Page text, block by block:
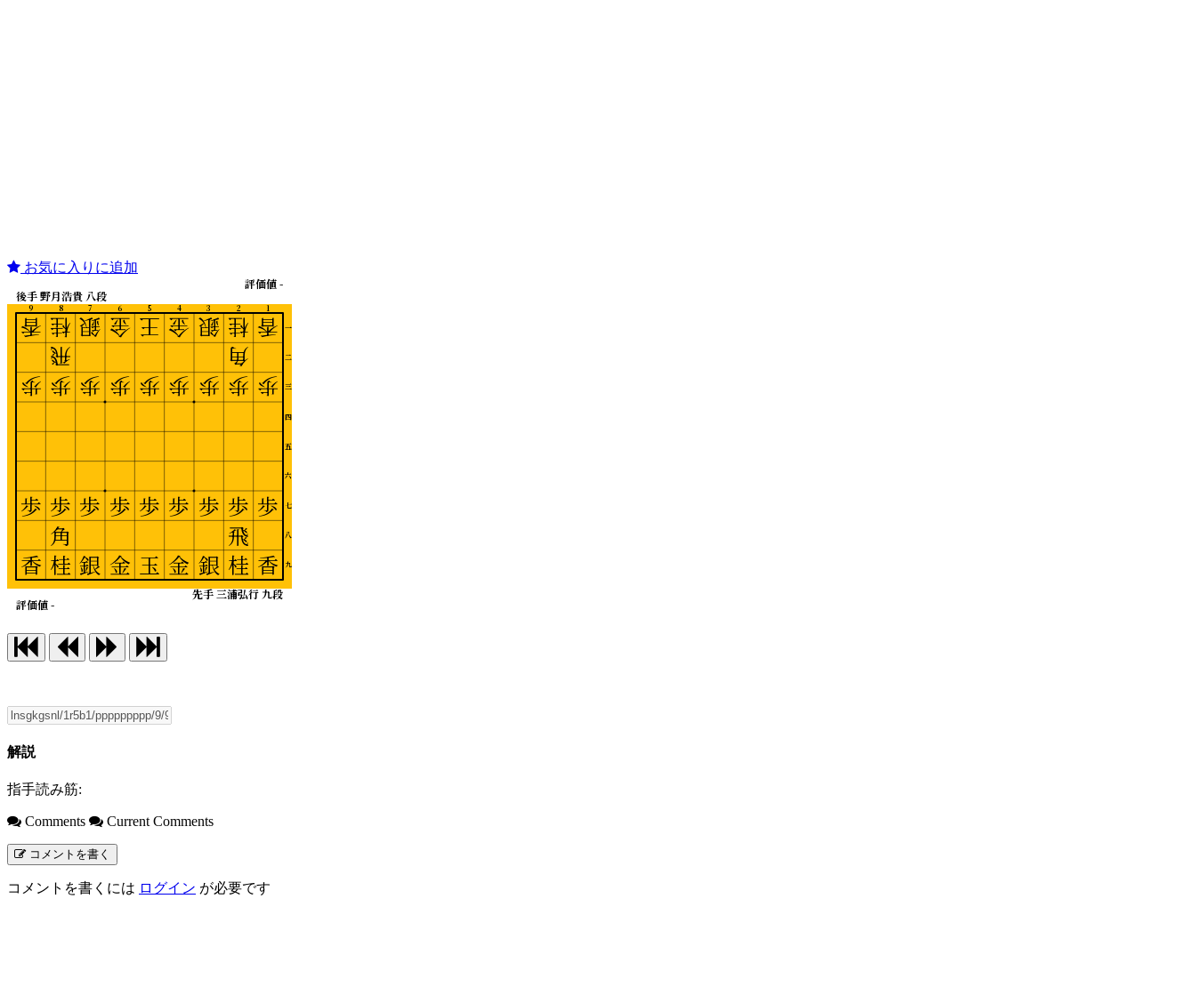
お気に入りに追加
1
2
3
4
5
6
7
8
9
一
二
三
四
五
六
七
八
九
先手 三浦弘行 九段
後手 野月浩貴 八段
評価値 -
評価値 -
香
歩
歩
香
桂
角
歩
歩
飛
桂
銀
歩
歩
銀
金
歩
歩
金
王
歩
歩
玉
金
歩
歩
金
銀
歩
歩
銀
桂
飛
歩
歩
角
桂
香
歩
歩
香
解説
指手読み筋:
Comments Current Comments
コメントを書く
コメントを書くには ログイン が必要です